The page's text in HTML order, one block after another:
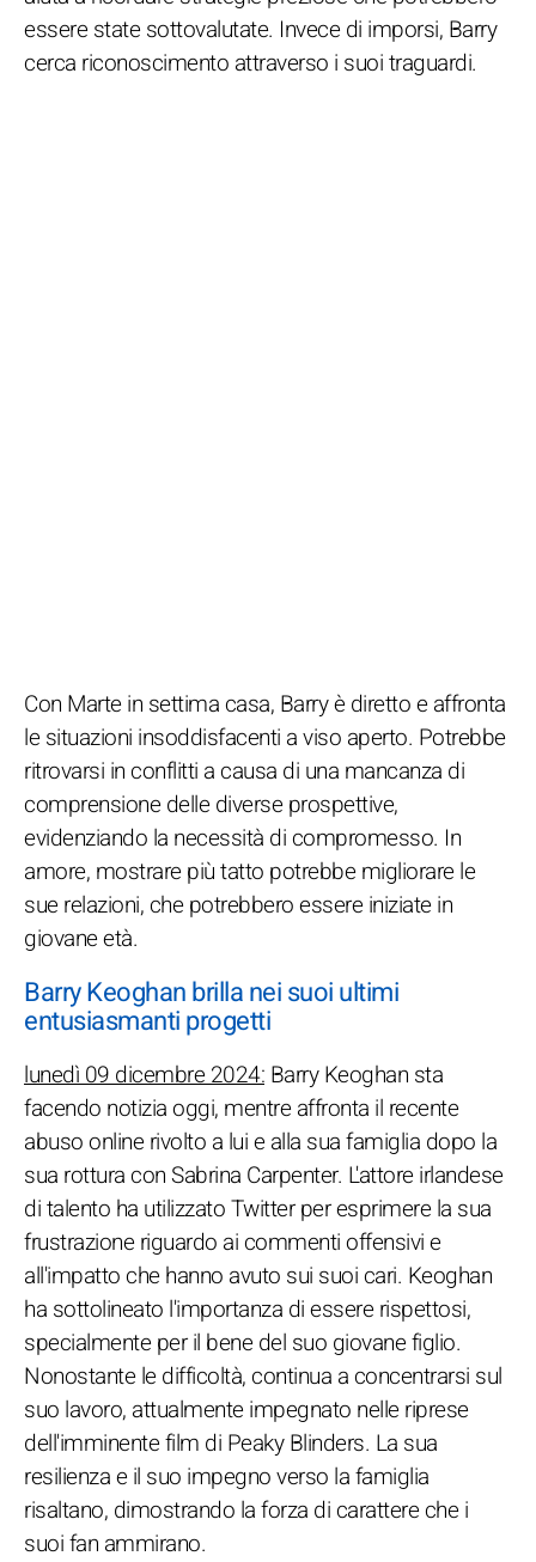
essere state sottovalutate. Invece di imporsi, Barry
cerca riconoscimento attraverso i suoi traguardi.
Con Marte in settima casa, Barry è diretto e affronta
le situazioni insoddisfacenti a viso aperto. Potrebbe
ritrovarsi in conflitti a causa di una mancanza di
comprensione delle diverse prospettive,
evidenziando la necessità di compromesso. In
amore, mostrare più tatto potrebbe migliorare le
sue relazioni, che potrebbero essere iniziate in
giovane età.
Barry Keoghan brilla nei suoi ultimi
entusiasmanti progetti
lunedì 09 dicembre 2024: Barry Keoghan sta
facendo notizia oggi, mentre affronta il recente
abuso online rivolto a lui e alla sua famiglia dopo la
sua rottura con Sabrina Carpenter. L'attore irlandese
di talento ha utilizzato Twitter per esprimere la sua
frustrazione riguardo ai commenti offensivi e
all'impatto che hanno avuto sui suoi cari. Keoghan
ha sottolineato l'importanza di essere rispettosi,
specialmente per il bene del suo giovane figlio.
Nonostante le difficoltà, continua a concentrarsi sul
suo lavoro, attualmente impegnato nelle riprese
dell'imminente film di Peaky Blinders. La sua
resilienza e il suo impegno verso la famiglia
risaltano, dimostrando la forza di carattere che i
suoi fan ammirano.